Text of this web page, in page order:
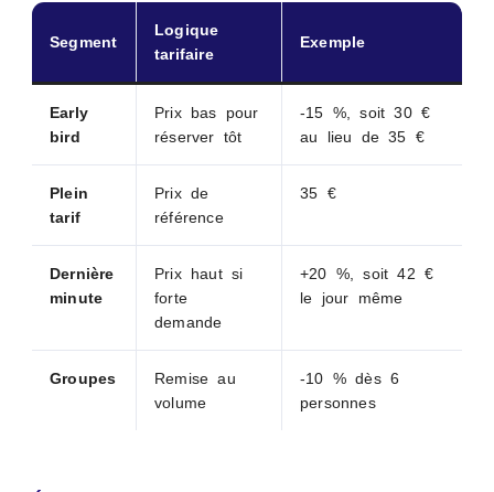
Segment
Logique
tarifaire
Exemple
Early
bird
Prix bas pour
réserver tôt
-15 %, soit 30 €
au lieu de 35 €
Plein
tarif
Prix de
référence
35 €
Dernière
minute
Prix haut si
forte
demande
+20 %, soit 42 €
le jour même
Groupes
Remise au
volume
-10 % dès 6
personnes